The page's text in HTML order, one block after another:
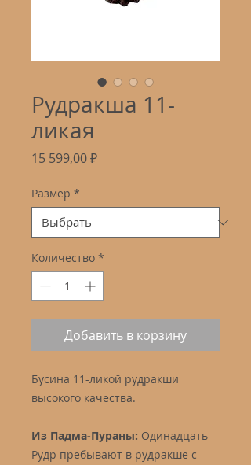
Рудракша 11-
ликая
15 599,00 ₽Цена
Размер *
Количество *
Добавить в корзину
Бусина 11-ликой рудракши
высокого качества.
Из Падма-Пураны: Одинадцать
Рудр пребывают в рудракше с